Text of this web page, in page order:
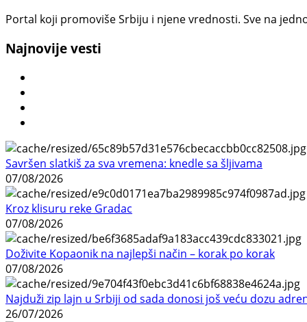
Portal koji promoviše Srbiju i njene vrednosti. Sve na
Najnovije vesti
Savršen slatkiš za sva vremena: knedle sa šljivama
07/08/2026
Kroz klisuru reke Gradac
07/08/2026
Doživite Kopaonik na najlepši način – korak po korak
07/08/2026
Najduži zip lajn u Srbiji od sada donosi još veću dozu
26/07/2026